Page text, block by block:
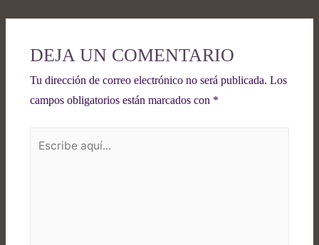
DEJA UN COMENTARIO
Tu dirección de correo electrónico no será publicada. Los
campos obligatorios están marcados con *